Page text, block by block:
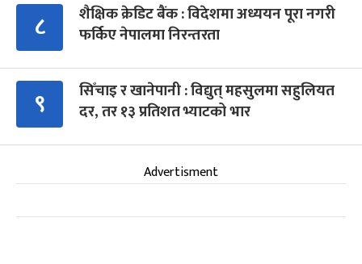
८
शैक्षिक क्रेडिट बैंक : विदेशमा अध्ययन पूरा नगरी
फर्किए नेपालमा निरन्तरता
९
सिँचाइ र खानेपानी : विद्युत् महसुलमा सहुलियत
दर, तर १३ प्रतिशत भ्याटको भार
Advertisment